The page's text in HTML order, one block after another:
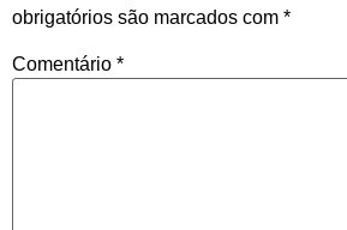
obrigatórios são marcados com *
Comentário *